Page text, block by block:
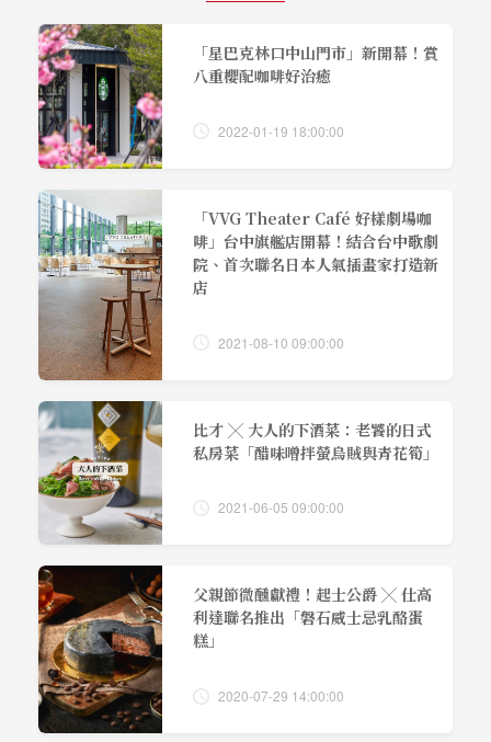
「星巴克林口中山門市」新開幕！賞
八重櫻配咖啡好治癒
2022-01-19 18:00:00
「VVG Theater Café 好樣劇場咖
啡」台中旗艦店開幕！結合台中歌劇
院、首次聯名日本人氣插畫家打造新
店
2021-08-10 09:00:00
比才 ╳ 大人的下酒菜：老饕的日式
私房菜「醋味噌拌螢烏賊與青花筍」
2021-06-05 09:00:00
父親節微醺獻禮！起士公爵 ╳ 仕高
利達聯名推出「磐石威士忌乳酪蛋
糕」
2020-07-29 14:00:00